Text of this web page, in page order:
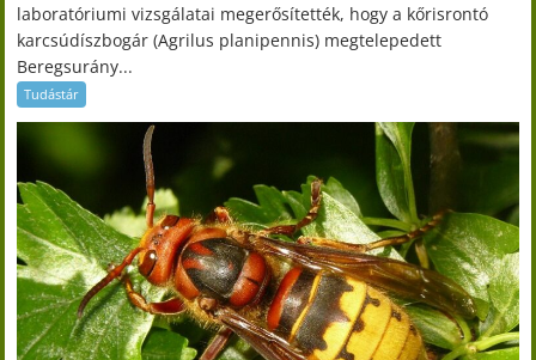
laboratóriumi vizsgálatai megerősítették, hogy a kőrisrontó
karcsúdíszbogár (Agrilus planipennis) megtelepedett
Beregsurány...
Tudástár